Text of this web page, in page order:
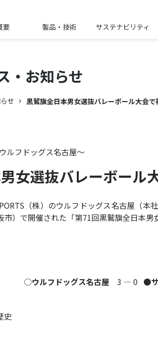
要 製品・技術 サステナビリティ
・ お知らせ
せ 黒鷲旗全日本男女選抜バレーボール大会で
ルフドッグス名古屋～
女選抜バレーボール
（株）のウルフドッグス名古屋（
市）で開催された「第71回黒鷲旗全日本
○ウルフドッグス名古屋 3 ― 0 ●
史